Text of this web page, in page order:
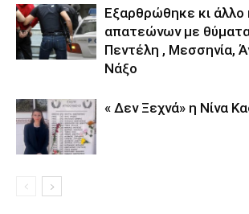
Εξαρθρώθηκε κι
απατεώνων με θύματα
Πεντέλη , Μεσσηνία,
Νάξο
« Δεν Ξεχνά» η Νίνα